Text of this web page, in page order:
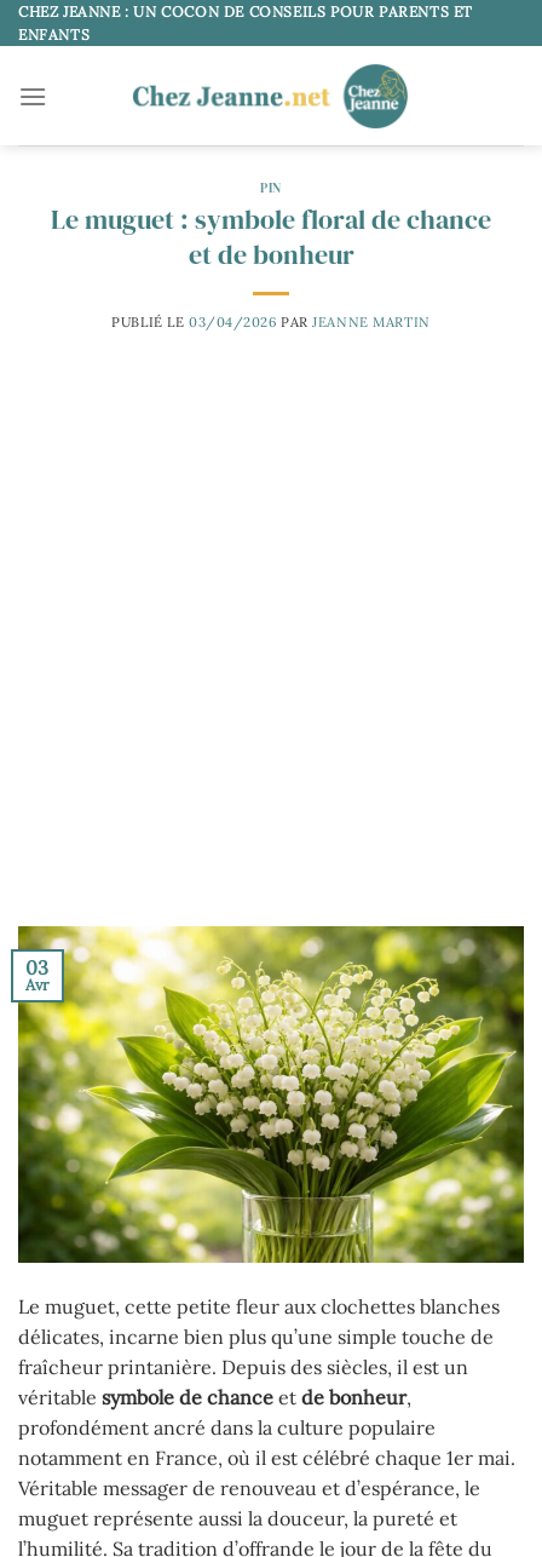
Passer
au
CHEZ JEANNE : UN COCON DE CONSEILS POUR PARENTS ET
ENFANTS
PIN
Le muguet : symbole floral de chance
et de bonheur
PUBLIÉ LE 03/04/2026 PAR JEANNE MARTIN
03
Avr
Le muguet, cette petite fleur aux clochettes blanches
délicates, incarne bien plus qu’une simple touche de
fraîcheur printanière. Depuis des siècles, il est un
véritable symbole de chance et de bonheur,
profondément ancré dans la culture populaire
notamment en France, où il est célébré chaque 1er mai.
Véritable messager de renouveau et d’espérance, le
muguet représente aussi la douceur, la pureté et
l’humilité. Sa tradition d’offrande le jour de la fête du